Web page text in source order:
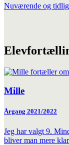
Nuværende og
Mille
Årgang 2021/2022
Jeg har valgt 9.
bliver man mere